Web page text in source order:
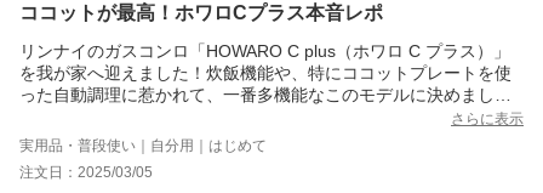
ココットが最高！ホワロCプラス本音レポ
リンナイのガスコンロ「HOWARO C plus（ホワロ C プラス）」
を我が家へ迎えました！炊飯機能や、特にココットプレートを使
った自動調理に惹かれて、一番多機能なこのモデルに決めまし
使ってみて、まずココットプレートの実力に感動！ トースター代
わりにパンを焼いてみたら、外はサクッ、中はふんわり、もう手
放せません。（4つ切りの厚め食パンは、端が焦げやすいので蓋を
さらに表示
実用品・普段使い｜自分用｜はじめて
注文日：2025/03/05